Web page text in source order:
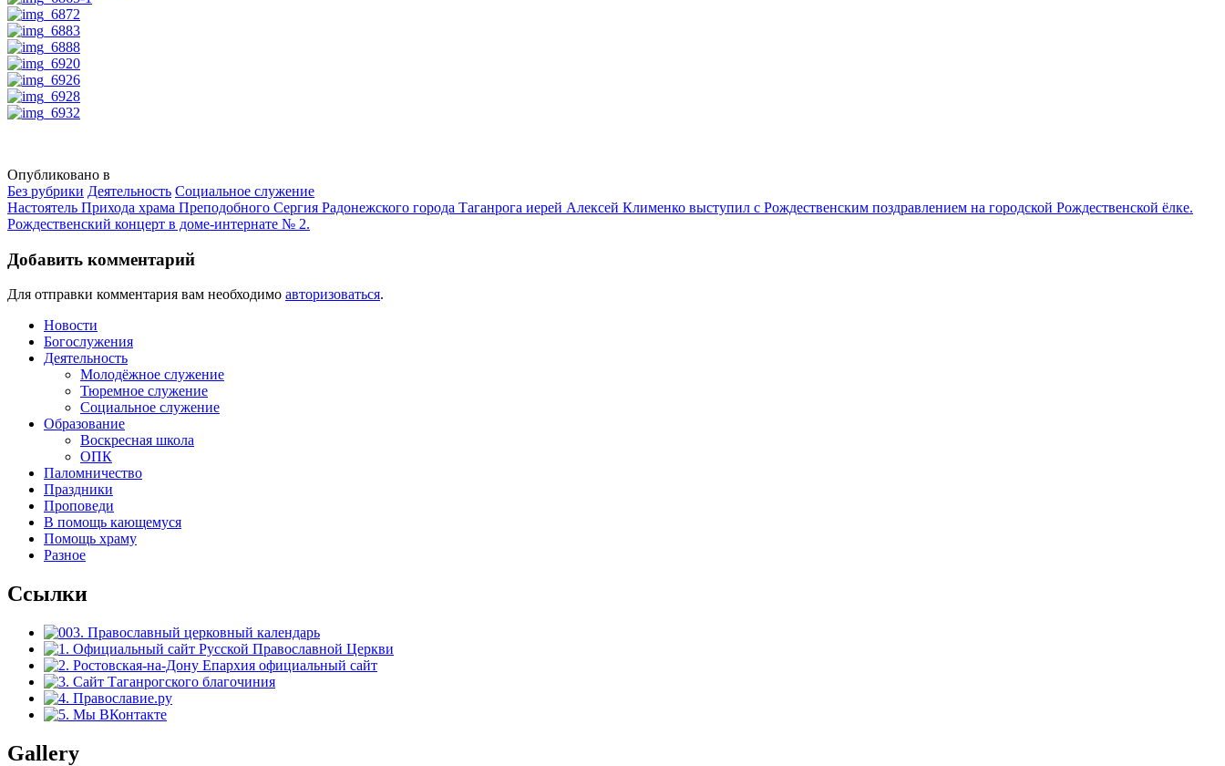
Опубликовано в
Без рубрики Деятельность Социальное служение
Навигация
Настоятель Прихода храма Преподобного Сергия Радонежского города Таганрога иерей Алексей Клименко выступил с Рождественским поздравлением на городской Рождественской ёлке.
Рождественский концерт в доме-интернате № 2.
Добавить комментарий
Для отправки комментария вам необходимо авторизоваться.
Новости
Богослужения
Деятельность
Молодёжное служение
Тюремное служение
Социальное служение
Образование
Воскресная школа
ОПК
Паломничество
Праздники
Проповеди
В помощь кающемуся
Помощь храму
Разное
Ссылки
Gallery